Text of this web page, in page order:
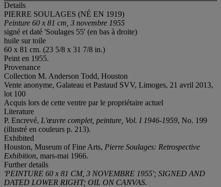
Details
PIERRE SOULAGES (NÉ EN 1919)
Peinture 60 x 81 cm, 3 novembre 1955
signé et daté 'Soulages 55' (en bas à droite)
huile sur toile
60 x 81 cm. (23 5/8 x 31 7/8 in.)
Peint en 1955.
Provenance
Collection M. Anderson Todd, Houston
Vente anonyme, Galateau et Pastaud SVV, Limoges, 21 avril 2013,
lot 100
Acquis lors de cette ventre par le propriétaire actuel
Literature
P. Encrevé, L'œuvre complet, peinture, Vol. I 1946-1959, No. 199
(illustré en couleurs p. 213).
Exhibited
Houston, Museum of Fine Arts, Pierre Soulages: Retrospective
Exhibition, mars-mai 1966.
Further details
'PEINTURE 60 x 81 CM, 3 NOVEMBRE 1955'; SIGNED AND
DATED LOWER RIGHT; OIL ON CANVAS.